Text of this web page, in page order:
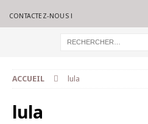
CONTACTEZ-NOUS !
ACCUEIL lula
lula